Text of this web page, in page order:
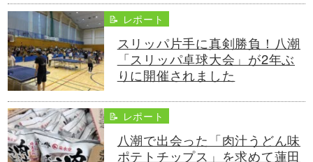
📝 レポート
スリッパ片手に真剣勝負！八潮
「スリッパ卓球大会」が2年ぶ
りに開催されました
📝 レポート
八潮で出会った「肉汁うどん味
ポテトチップス」を求めて蓮田